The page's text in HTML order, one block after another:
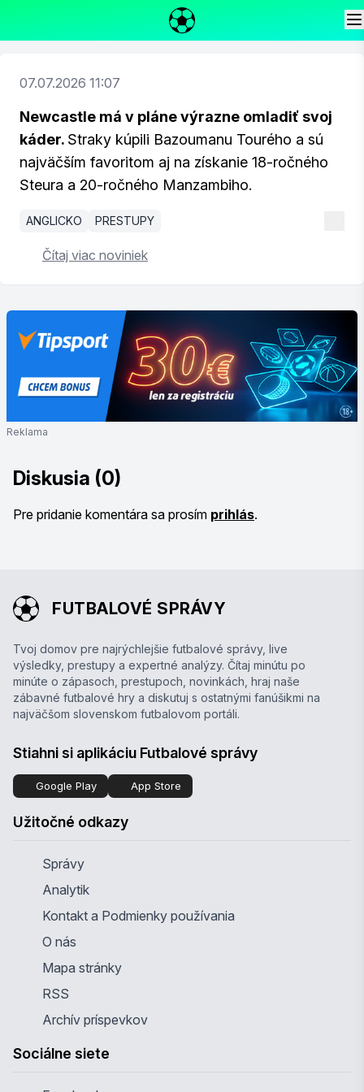
07.07.2026 11:07
Newcastle má v pláne výrazne omladiť svoj
káder. Straky kúpili Bazoumanu Tourého a sú
najväčším favoritom aj na získanie 18-ročného
Steura a 20-ročného Manzambiho.
ANGLICKO PRESTUPY
Čítaj viac noviniek
Reklama
Diskusia (0)
Pre pridanie komentára sa prosím prihlás.
FUTBALOVÉ SPRÁVY
Tvoj domov pre najrýchlejšie futbalové správy, live
výsledky, prestupy a expertné analýzy. Čítaj minútu po
minúte o zápasoch, prestupoch, novinkách, hraj naše
zábavné futbalové hry a diskutuj s ostatnými fanúšikmi na
najväčšom slovenskom futbalovom portáli.
Stiahni si aplikáciu Futbalové správy
Google Play App Store
Užitočné odkazy
Správy
Analytik
Kontakt a Podmienky používania
O nás
Mapa stránky
RSS
Archív príspevkov
Sociálne siete